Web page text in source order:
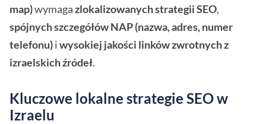
map)wymagazlokalizowanych strategii SEO,
spójnych szczegółów NAP (nazwa, adres, numer
telefonu)iwysokiej jakości linków zwrotnych z
izraelskich źródeł.
Kluczowe lokalne strategie SEO w
Izraelu